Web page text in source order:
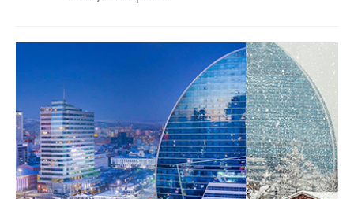
Даланзадгад хот 2028 онд шинэ ДЦС-тай
Төмөр замчдын мэргэжлийн өдөрт
зориулсан баяр наадам цуцлагдлаа